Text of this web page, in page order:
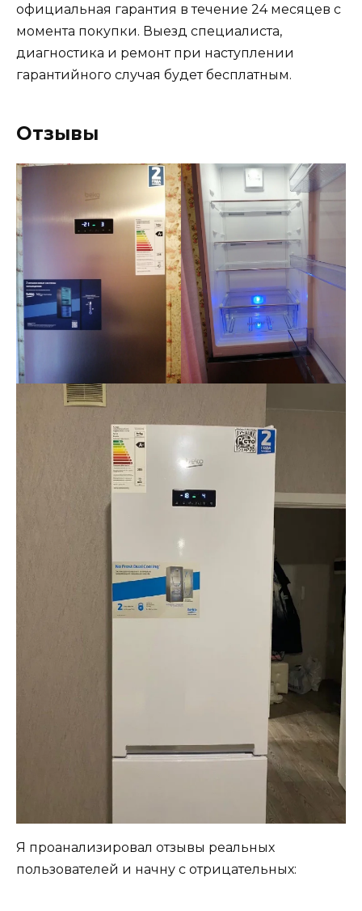
официальная гарантия в течение 24 месяцев с
момента покупки. Выезд специалиста,
диагностика и ремонт при наступлении
гарантийного случая будет бесплатным.
Отзывы
Я проанализировал отзывы реальных
пользователей и начну с отрицательных: